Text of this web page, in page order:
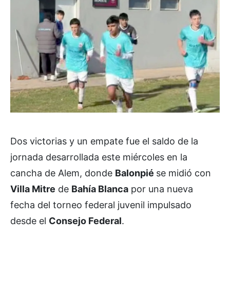
Dos victorias y un empate fue el saldo de la
jornada desarrollada este miércoles en la
cancha de Alem, donde Balonpié se midió con
Villa Mitre de Bahía Blanca por una nueva
fecha del torneo federal juvenil impulsado
desde el Consejo Federal.